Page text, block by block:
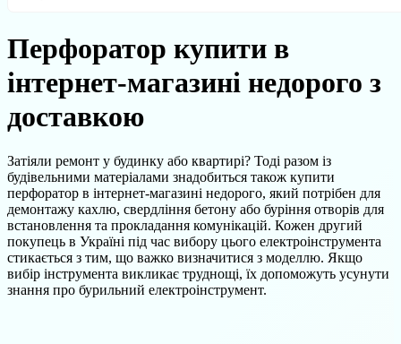
Перфоратор купити в
інтернет-магазині недорого з
доставкою
Затіяли ремонт у будинку або квартирі? Тоді разом із
будівельними матеріалами знадобиться також купити
перфоратор в інтернет-магазині недорого, який потрібен для
демонтажу кахлю, свердління бетону або буріння отворів для
встановлення та прокладання комунікацій. Кожен другий
покупець в Україні під час вибору цього електроінструмента
стикається з тим, що важко визначитися з моделлю. Якщо
вибір інструмента викликає труднощі, їх допоможуть усунути
знання про бурильний електроінструмент.